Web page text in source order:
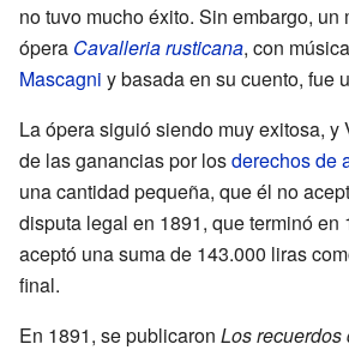
no tuvo mucho éxito. Sin embargo, un
ópera Cavalleria rusticana, con
Mascagni y basada en su cuento, fue
La ópera siguió siendo muy exitosa, y
de las ganancias por losderechos de
una cantidad pequeña, que él no
disputa legal en 1891, que terminó en
aceptó una suma de 143.000 liras
final.
En 1891, se publicaron Los